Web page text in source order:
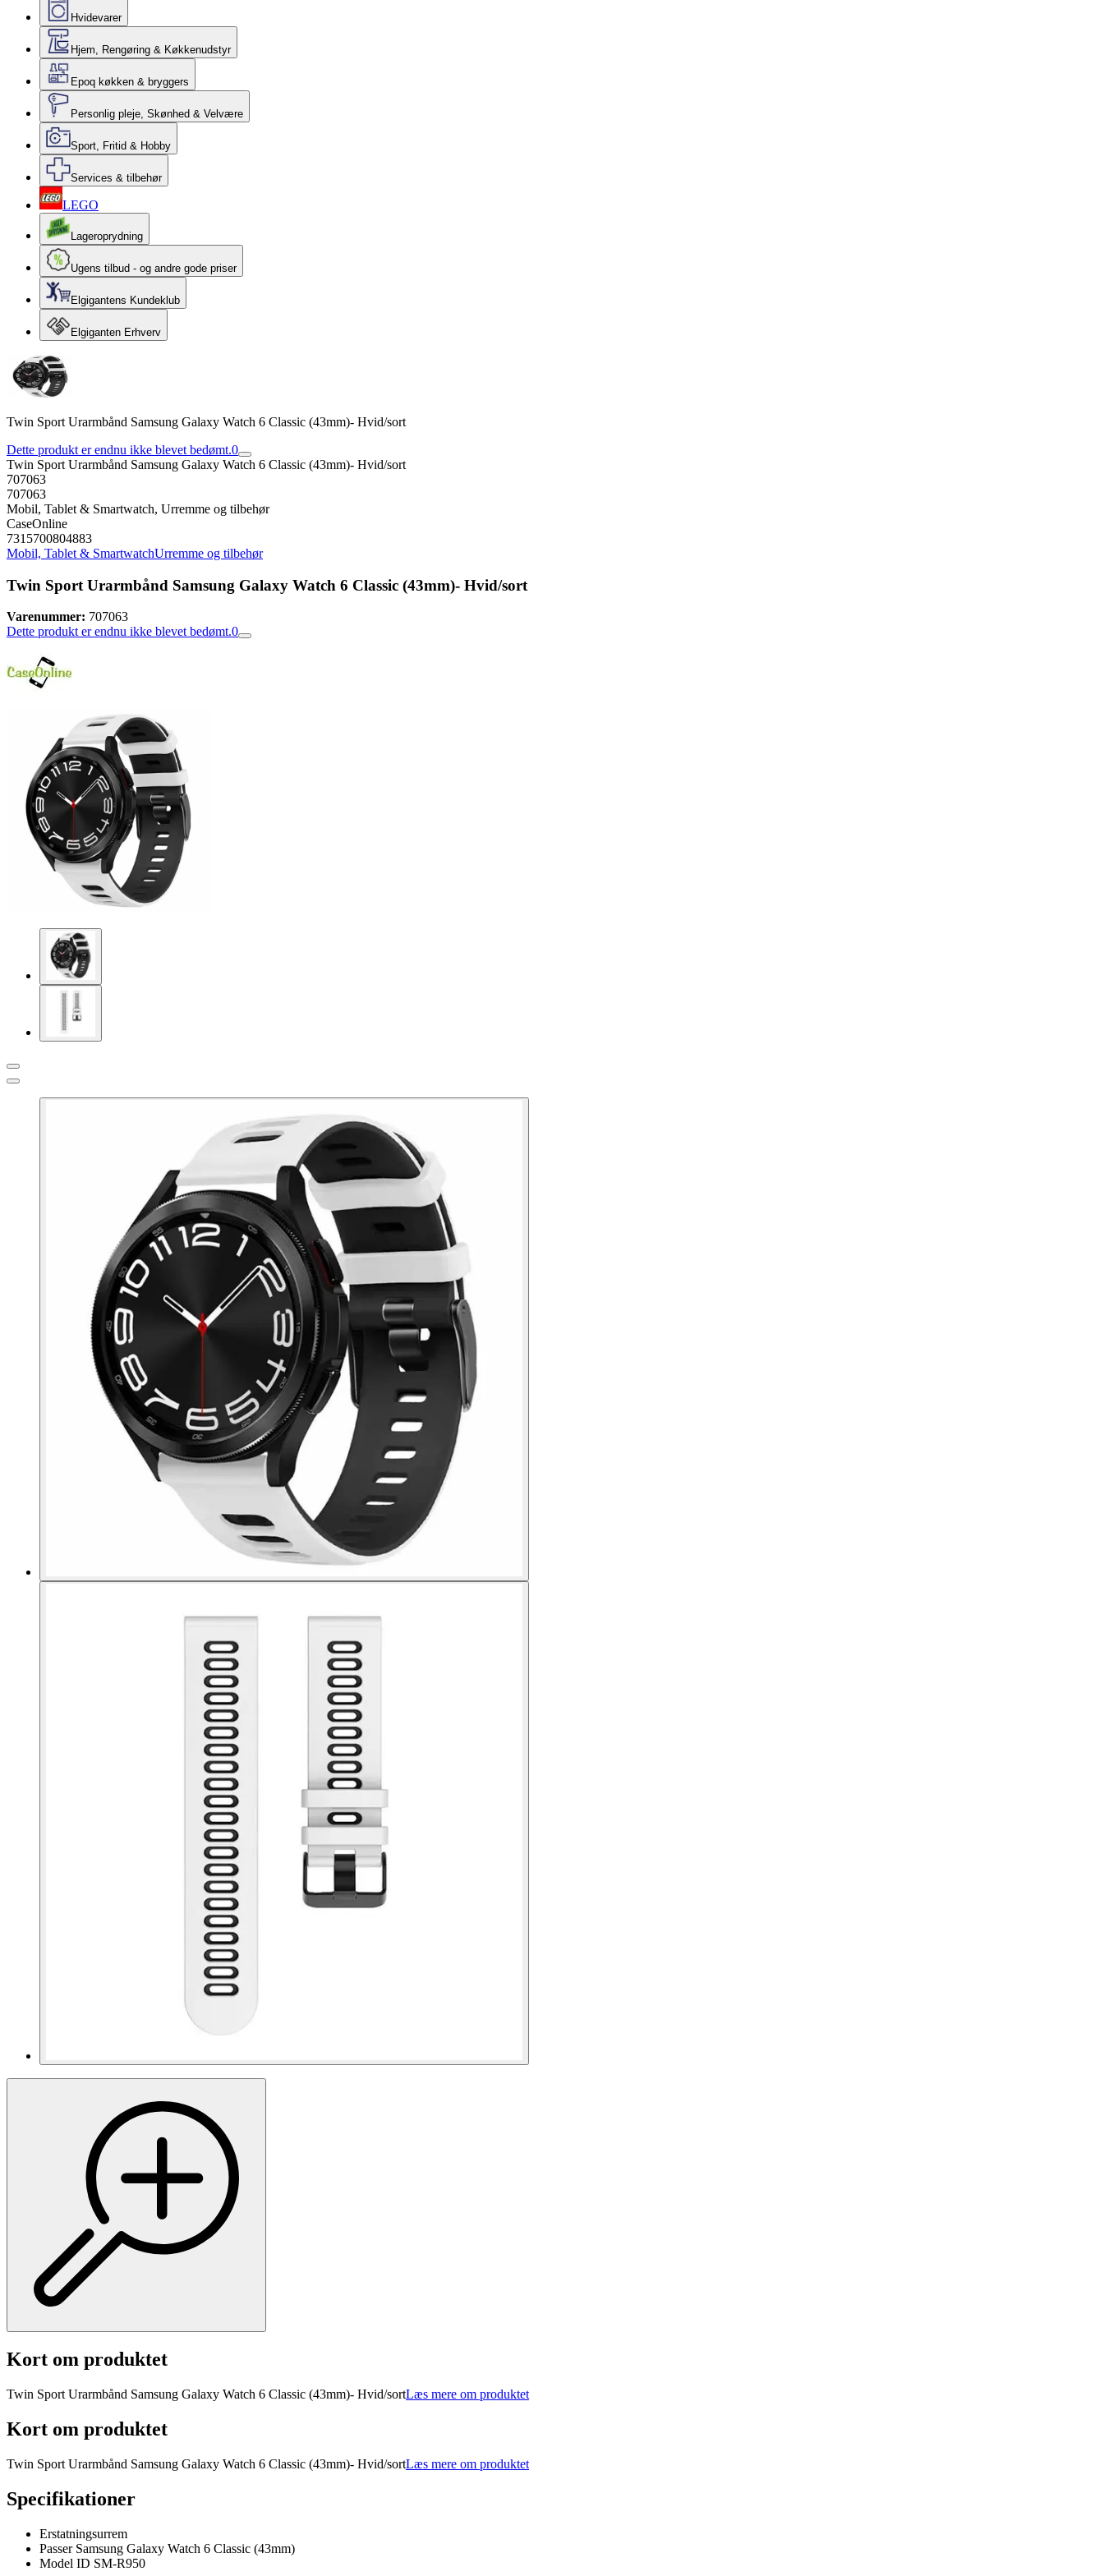
Hvidevarer
Hjem, Rengøring & Køkkenudstyr
Epoq køkken & bryggers
Personlig pleje, Skønhed & Velvære
Sport, Fritid & Hobby
Services & tilbehør
LEGO
Lageroprydning
Ugens tilbud - og andre gode priser
Elgigantens Kundeklub
Elgiganten Erhverv
Twin Sport Urarmbånd Samsung Galaxy Watch 6 Classic (43mm)- Hvid/sort
Dette produkt er endnu ikke blevet bedømt.0
Twin Sport Urarmbånd Samsung Galaxy Watch 6 Classic (43mm)- Hvid/sort
707063
707063
Mobil, Tablet & Smartwatch, Urremme og tilbehør
CaseOnline
7315700804883
Mobil, Tablet & SmartwatchUrremme og tilbehør
Twin Sport Urarmbånd Samsung Galaxy Watch 6 Classic (43mm)- Hvid/sort
Varenummer: 707063
Dette produkt er endnu ikke blevet bedømt.0
Kort om produktet
Twin Sport Urarmbånd Samsung Galaxy Watch 6 Classic (43mm)- Hvid/sortLæs mere om produktet
Kort om produktet
Twin Sport Urarmbånd Samsung Galaxy Watch 6 Classic (43mm)- Hvid/sortLæs mere om produktet
Specifikationer
Erstatningsurrem
Passer Samsung Galaxy Watch 6 Classic (43mm)
Model ID SM-R950